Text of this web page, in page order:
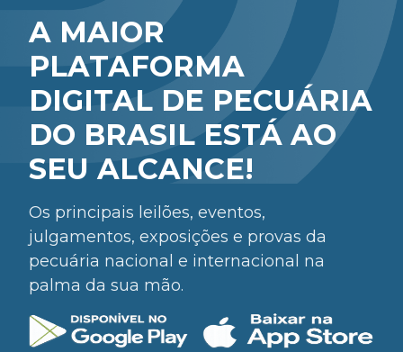
A MAIOR
PLATAFORMA
DIGITAL DE PECUÁRIA
DO BRASIL ESTÁ AO
SEU ALCANCE!
Os principais leilões, eventos,
julgamentos, exposições e provas da
pecuária nacional e internacional na
palma da sua mão.